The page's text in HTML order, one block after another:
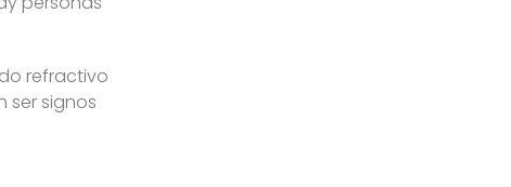
refractivo
ser signos